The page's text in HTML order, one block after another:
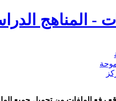
- المناهج